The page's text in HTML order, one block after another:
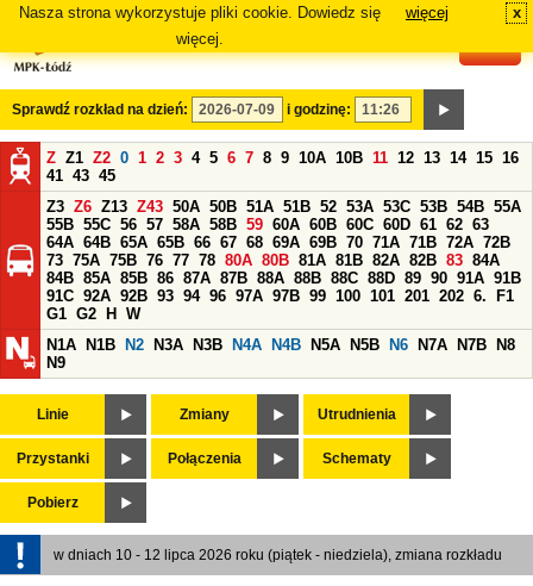
Nasza strona wykorzystuje pliki cookie. Dowiedz się
więcej.
więcej x
Sprawdź rozkład na dzień: i godzinę:
Z Z1 Z2 0 1 2 3 4 5 6 7 8 9 10A 10B 11 12 13 14 15 16
41 43 45
Z3 Z6 Z13 Z43 50A 50B 51A 51B 52 53A 53C 53B 54B 55A
55B 55C 56 57 58A 58B 59 60A 60B 60C 60D 61 62 63
64A 64B 65A 65B 66 67 68 69A 69B 70 71A 71B 72A 72B
73 75A 75B 76 77 78 80A 80B 81A 81B 82A 82B 83 84A
84B 85A 85B 86 87A 87B 88A 88B 88C 88D 89 90 91A 91B
91C 92A 92B 93 94 96 97A 97B 99 100 101 201 202 6.
F1
G1 G2 H
W
N1A
N1B N2 N3A N3B N4A N4B N5A N5B N6 N7A N7B
N8
N9
Linie Zmiany Utrudnienia
Przystanki Połączenia Schematy
Pobierz
w dniach 10 - 12 lipca 2026 roku (piątek - niedziela), zmiana rozkładu